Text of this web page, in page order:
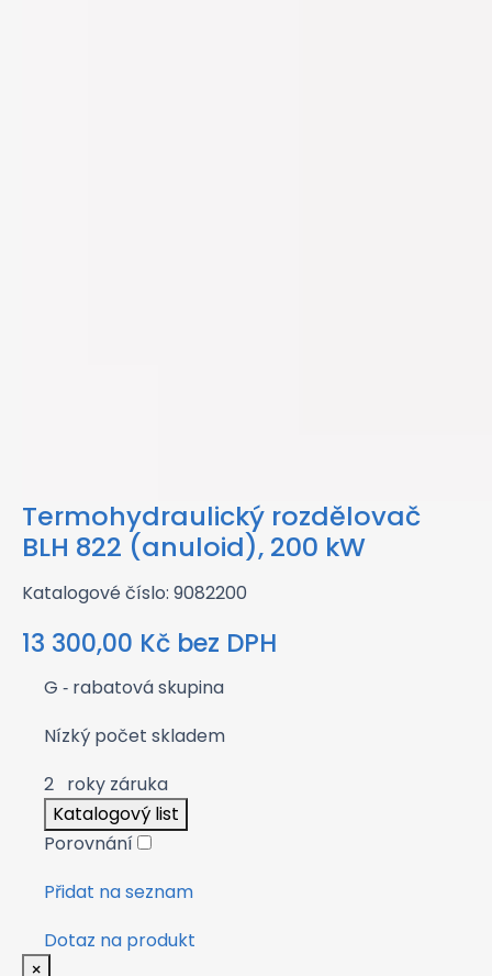
Termohydraulický rozdělovač
BLH 822 (anuloid), 200 kW
Katalogové číslo: 9082200
13 300,00 Kč bez DPH
G ‑ rabatová skupina
Nízký počet skladem
2 roky záruka
Katalogový list
Porovnání
Přidat na seznam
Dotaz na produkt
×